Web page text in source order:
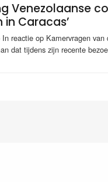
Venezolaanse
Caracas’
reactie op Kamervragen
dat tijdens zijn recente